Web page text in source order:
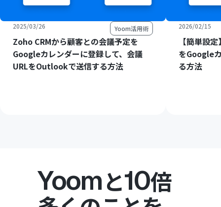
2025/03/26 Yoom活用術
Zoho CRMから顧客との会議予定を
Googleカレンダーに登録して、会議
URLをOutlookで送信する方法
2026/02/15
【簡単設
をGoogle
る方法
Yoomと10倍